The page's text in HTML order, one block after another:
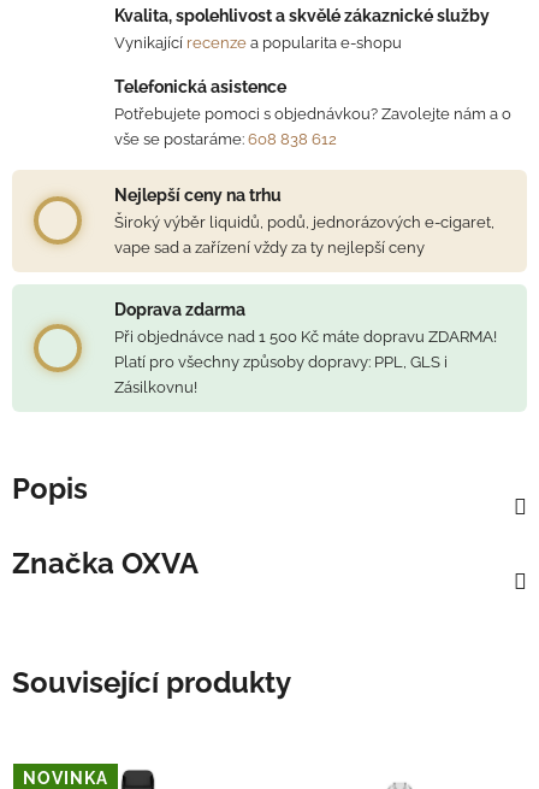
Kvalita, spolehlivost a skvělé zákaznické služby
Vynikající recenze a popularita e-shopu
Telefonická asistence
Potřebujete pomoci s objednávkou? Zavolejte nám a o
vše se postaráme: 608 838 612
Nejlepší ceny na trhu
Široký výběr liquidů, podů, jednorázových e-cigaret,
vape sad a zařízení vždy za ty nejlepší ceny
Doprava zdarma
Při objednávce nad 1 500 Kč máte dopravu ZDARMA!
Platí pro všechny způsoby dopravy: PPL, GLS i
Zásilkovnu!
Popis
Značka OXVA
Související produkty
NOVINKA